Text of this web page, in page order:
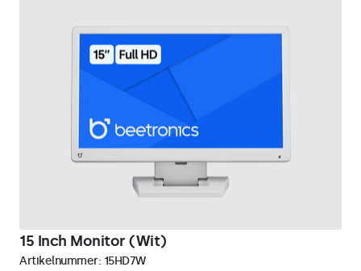
15 Inch Monitor (Wit)
Artikelnummer: 15HD7W